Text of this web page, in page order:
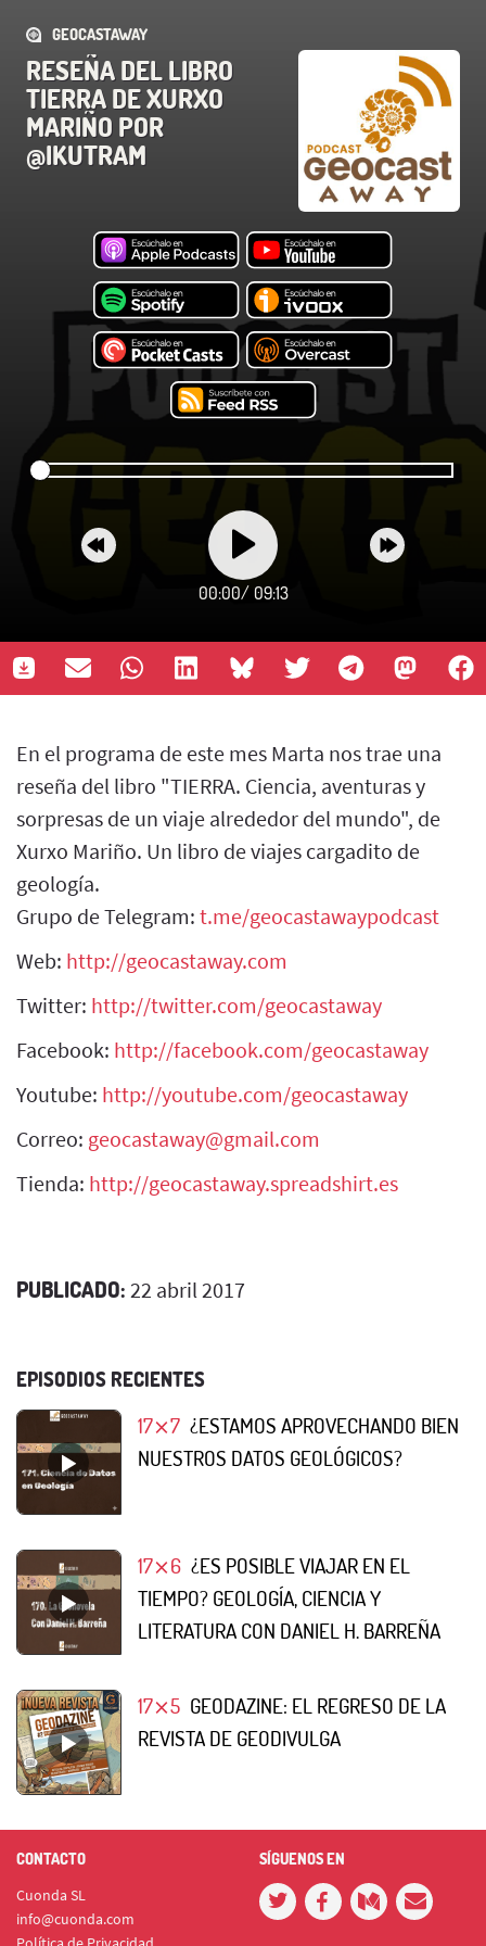
GEOCASTAWAY
RESEÑA DEL LIBRO
TIERRA DE XURXO
MARIÑO POR
@IKUTRAM
00:00/ 09:13
En el programa de este mes Marta nos trae una
reseña del libro "TIERRA. Ciencia, aventuras y
sorpresas de un viaje alrededor del mundo", de
Xurxo Mariño. Un libro de viajes cargadito de
geología.
Grupo de Telegram: t.me/geocastawaypodcast
Web: http://geocastaway.com
Twitter: http://twitter.com/geocastaway
Facebook: http://facebook.com/geocastaway
Youtube: http://youtube.com/geocastaway
Correo: geocastaway@gmail.com
Tienda: http://geocastaway.spreadshirt.es
PUBLICADO: 22 abril 2017
EPISODIOS RECIENTES
17⨯7 ¿ESTAMOS APROVECHANDO BIEN
NUESTROS DATOS GEOLÓGICOS?
17⨯6 ¿ES POSIBLE VIAJAR EN EL
TIEMPO? GEOLOGÍA, CIENCIA Y
LITERATURA CON DANIEL H. BARREÑA
17⨯5 GEODAZINE: EL REGRESO DE LA
REVISTA DE GEODIVULGA
CONTACTO
Cuonda SL
info@cuonda.com
SÍGUENOS EN